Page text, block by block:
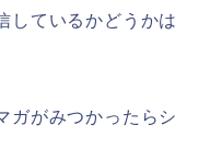
しているかどうかは
ガがみつかったらシ